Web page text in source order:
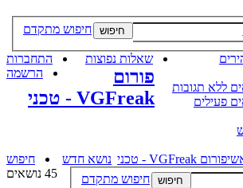
חיפוש חיפוש מתקדם
ללא תגובות
פעילים
שאלות נפוצות
התחברות
הרשמה
פורום VGFreak - טכני חיפוש
פורום
VGFreak - טכני
נושא חדש
חיפוש חיפוש מתקדם
45 נושאים